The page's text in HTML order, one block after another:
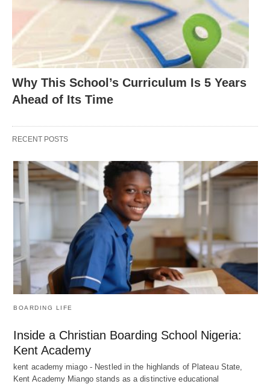
Why This School’s Curriculum Is 5 Years
Ahead of Its Time
RECENT POSTS
BOARDING LIFE
Inside a Christian Boarding School Nigeria:
Kent Academy
kent academy miago - Nestled in the highlands of Plateau State,
Kent Academy Miango stands as a distinctive educational